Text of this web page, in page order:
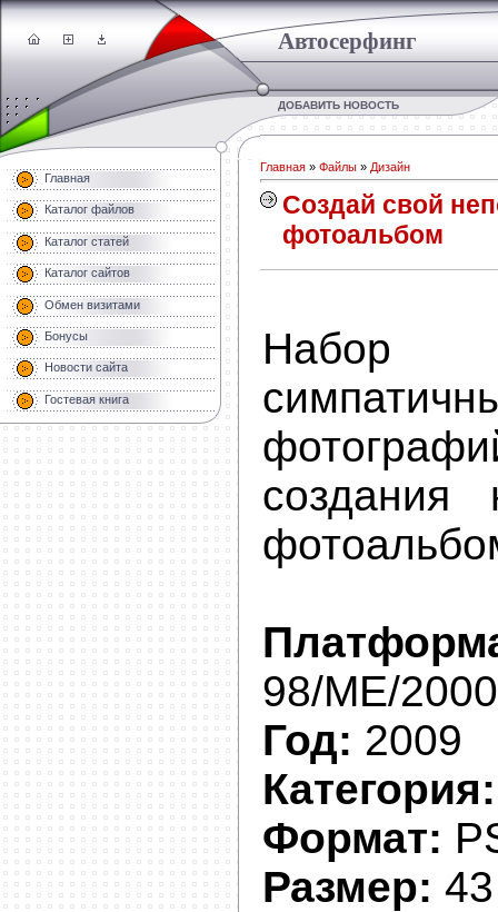
Автосерфинг
ДОБАВИТЬ НОВОСТЬ
Главная
Каталог файлов
Каталог статей
Каталог сайтов
Обмен визитами
Бонусы
Новости сайта
Гостевая книга
Главная » Файлы » Дизайн
Создай свой
фотоальбом
создания
98/ME/
Год: 2009
Категория:
Формат:
Размер: